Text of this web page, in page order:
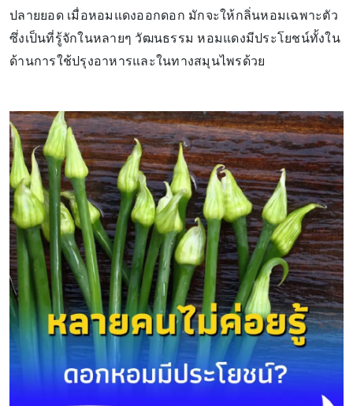
ปลายยอด เมื่อหอมแดงออกดอก มักจะให้กลิ่นหอมเฉพาะตัว
ซึ่งเป็นที่รู้จักในหลายๆ วัฒนธรรม หอมแดงมีประโยชน์ทั้งใน
ด้านการใช้ปรุงอาหารและในทางสมุนไพรด้วย